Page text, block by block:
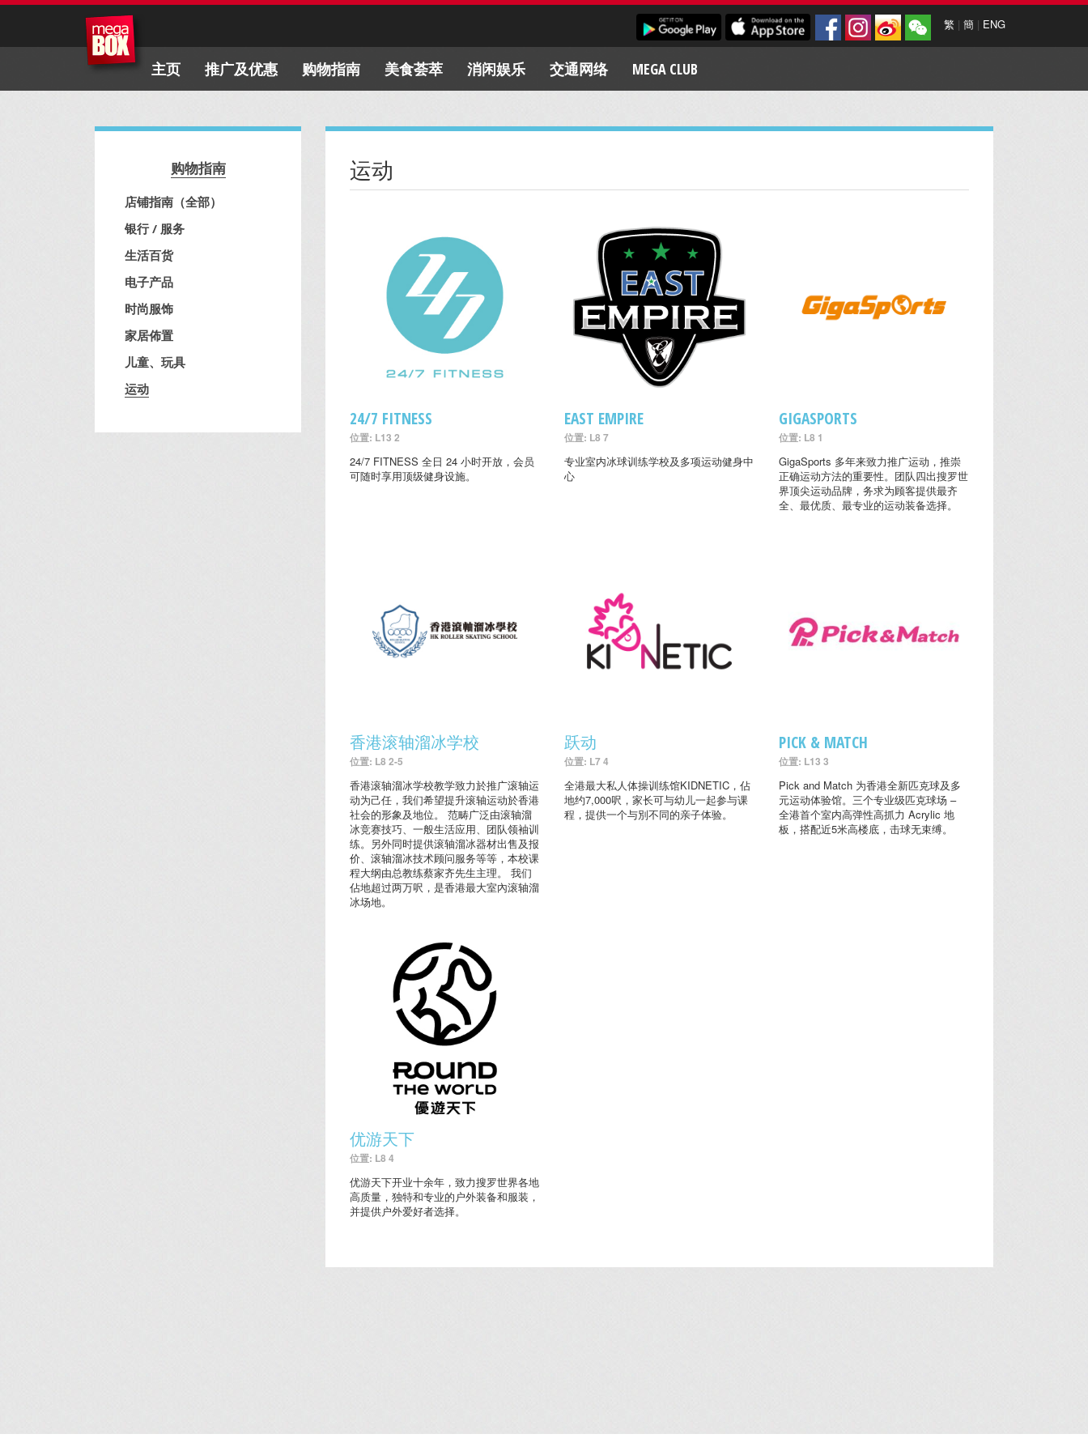
繁 | 簡 | ENG
主页 推广及优惠 购物指南 美食荟萃 消闲娱乐 交通网络 MEGA CLUB
购物指南
店铺指南（全部）
银行 / 服务
生活百货
电子产品
时尚服饰
家居佈置
儿童、玩具
运动
运动
24/7 FITNESS
位置: L13 2
24/7 FITNESS 全日 24 小时开放，会员
可随时享用顶级健身设施。
EAST EMPIRE
位置: L8 7
专业室内冰球训练学校及多项运动健身中
心
GIGASPORTS
位置: L8 1
GigaSports 多年来致力推广运动，推崇
正确运动方法的重要性。团队四出搜罗世
界顶尖运动品牌，务求为顾客提供最齐
全、最优质、最专业的运动装备选择。
香港滚轴溜冰学校
位置: L8 2-5
香港滚轴溜冰学校教学致力於推广滚轴运
动为己任，我们希望提升滚轴运动於香港
社会的形象及地位。 范畴广泛由滚轴溜
冰竞赛技巧、一般生活应用、团队领袖训
练。另外同时提供滚轴溜冰器材出售及报
价、滚轴溜冰技术顾问服务等等，本校课
程大纲由总教练蔡家齐先生主理。 我们
佔地超过两万呎，是香港最大室內滚轴溜
冰场地。
跃动
位置: L7 4
全港最大私人体操训练馆KIDNETIC，佔
地约7,000呎，家长可与幼儿一起参与课
程，提供一个与別不同的亲子体验。
PICK & MATCH
位置: L13 3
Pick and Match 为香港全新匹克球及多
元运动体验馆。三个专业级匹克球场 –
全港首个室内高弹性高抓力 Acrylic 地
板，搭配近5米高楼底，击球无束缚。
优游天下
位置: L8 4
优游天下开业十余年，致力搜罗世界各地
高质量，独特和专业的户外装备和服装，
并提供户外爱好者选择。